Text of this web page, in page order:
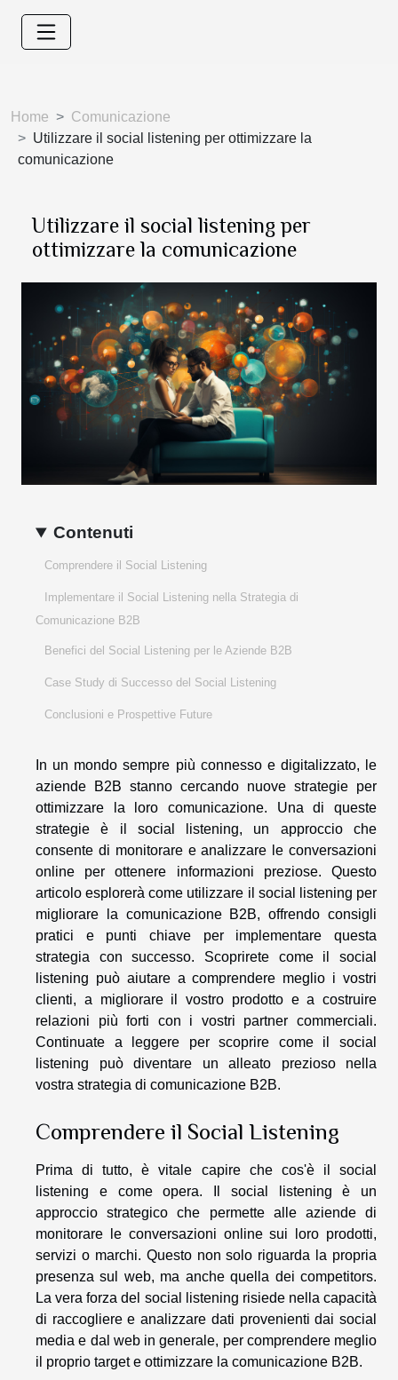
Home
Comunicazione
Utilizzare il social listening per ottimizzare la
comunicazione
Utilizzare il social listening per
ottimizzare la comunicazione
Contenuti
Comprendere il Social Listening
Implementare il Social Listening nella Strategia di
Comunicazione B2B
Benefici del Social Listening per le Aziende B2B
Case Study di Successo del Social Listening
Conclusioni e Prospettive Future
In un mondo sempre più connesso e digitalizzato, le
aziende B2B stanno cercando nuove strategie per
ottimizzare la loro comunicazione. Una di queste
strategie è il social listening, un approccio che
consente di monitorare e analizzare le conversazioni
online per ottenere informazioni preziose. Questo
articolo esplorerà come utilizzare il social listening per
migliorare la comunicazione B2B, offrendo consigli
pratici e punti chiave per implementare questa
strategia con successo. Scoprirete come il social
listening può aiutare a comprendere meglio i vostri
clienti, a migliorare il vostro prodotto e a costruire
relazioni più forti con i vostri partner commerciali.
Continuate a leggere per scoprire come il social
listening può diventare un alleato prezioso nella
vostra strategia di comunicazione B2B.
Comprendere il Social Listening
Prima di tutto, è vitale capire che cos'è il social
listening e come opera. Il social listening è un
approccio strategico che permette alle aziende di
monitorare le conversazioni online sui loro prodotti,
servizi o marchi. Questo non solo riguarda la propria
presenza sul web, ma anche quella dei competitors.
La vera forza del social listening risiede nella capacità
di raccogliere e analizzare dati provenienti dai social
media e dal web in generale, per comprendere meglio
il proprio target e ottimizzare la comunicazione B2B.